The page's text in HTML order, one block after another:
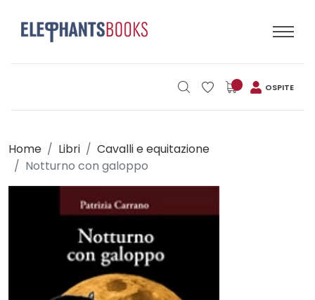
OSPITE
Home Libri
Cavalli e equitazione
Notturno con galoppo